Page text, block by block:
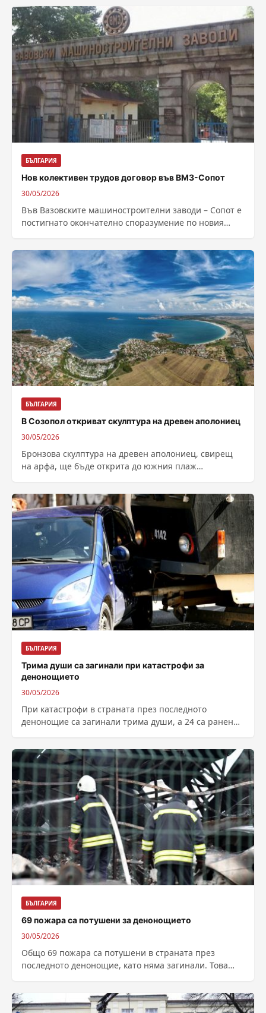
БЪЛГАРИЯ
Нов колективен трудов договор във ВМЗ-Сопот
30/05/2026
Във Вазовските машиностроителни заводи – Сопот е
постигнато окончателно споразумение по новия
БЪЛГАРИЯ
В Созопол откриват скулптура на древен аполониец
30/05/2026
Бронзова скулптура на древен аполониец, свирещ
на арфа, ще бъде открита до южния плаж
„Спасителят„,...
БЪЛГАРИЯ
Трима души са загинали при катастрофи за
денонощието
30/05/2026
При катастрофи в страната през последното
денонощие са загинали трима души, а 24 са ранени,
БЪЛГАРИЯ
69 пожара са потушени за денонощието
30/05/2026
Общо 69 пожара са потушени в страната през
последното денонощие, като няма загинали. Това
безопасност...